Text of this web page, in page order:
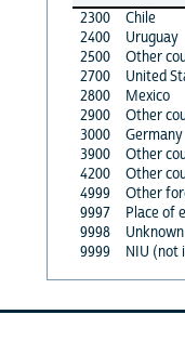
2300
Chile
2400
Uruguay
2500
Other
2700
United
2800
Mexico
2900
Other
3000
Germany
3900
Other
4200
Other
4999
Other
9997
Place of
9998
Unknown
9999
NIU (not